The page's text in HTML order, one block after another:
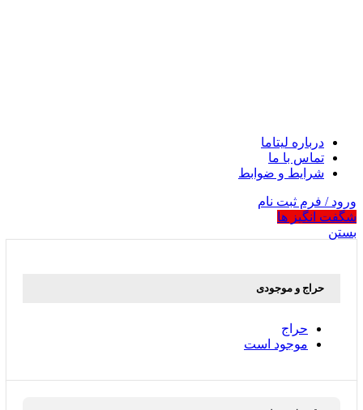
درباره لیتاما
تماس با ما
شرایط و ضوابط
ورود / فرم ثبت نام
شگفت انگیز ها
بستن
حراج و موجودی
حراج
موجود است